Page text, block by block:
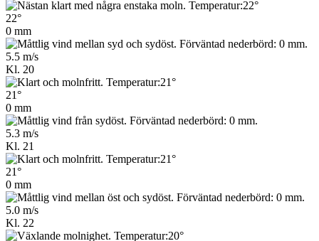
22°
0 mm
5.5 m/s
Kl. 20
21°
0 mm
5.3 m/s
Kl. 21
21°
0 mm
5.0 m/s
Kl. 22